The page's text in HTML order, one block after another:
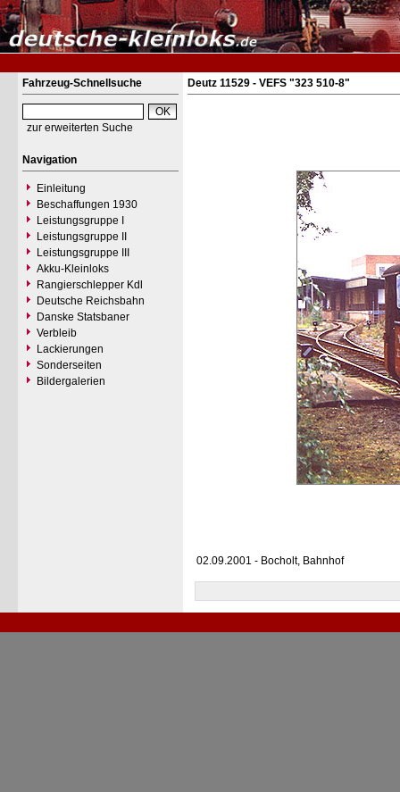
Fahrzeug-Schnellsuche
zur erweiterten Suche
Navigation
Einleitung
Beschaffungen 1930
Leistungsgruppe I
Leistungsgruppe II
Leistungsgruppe III
Akku-Kleinloks
Rangierschlepper Kdl
Deutsche Reichsbahn
Danske Statsbaner
Verbleib
Lackierungen
Sonderseiten
Bildergalerien
Deutz 11529 - VEFS "323 510-8"
02.09.2001 - Bocholt, Bahnhof